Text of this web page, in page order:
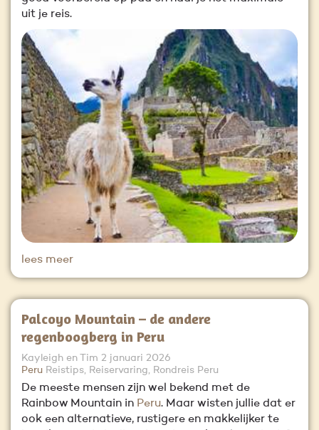
uit je reis.
lees meer
Palcoyo Mountain – de andere
regenboogberg in Peru
Kayleigh en Tim 2 januari 2026
Peru Reistips, Reiservaring, Rondreis Peru
De meeste mensen zijn wel bekend met de
Rainbow Mountain in Peru. Maar wisten jullie dat er
ook een alternatieve, rustigere en makkelijker te